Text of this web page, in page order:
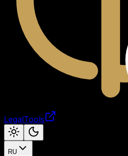
LegalTools
RU